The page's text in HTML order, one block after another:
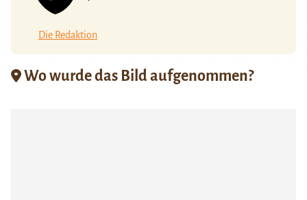
Die Redaktion
Wo wurde das Bild aufgenommen?